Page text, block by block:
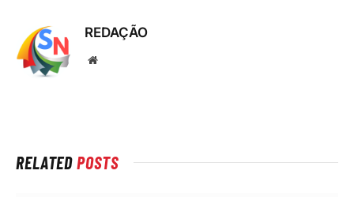
REDAÇÃO
Local
RELATEDPOSTS